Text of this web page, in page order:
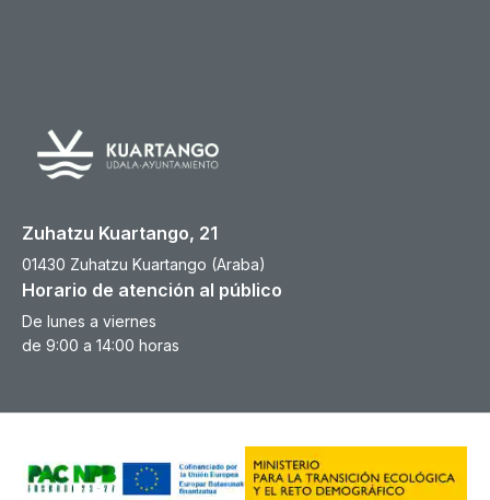
Zuhatzu Kuartango, 21
01430 Zuhatzu Kuartango (Araba)
Horario de atención al público
De lunes a viernes
de 9:00 a 14:00 horas